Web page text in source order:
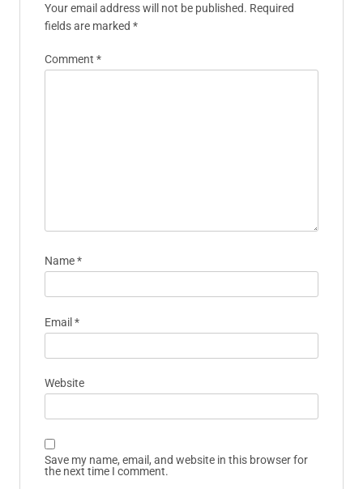
Your email address will not be published. Required
fields are marked *
Comment *
Name*
Email *
Website
Save my name, email, and website in this browser for
the next time I comment.